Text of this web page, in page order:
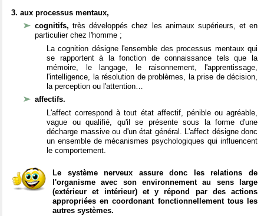
3. aux processus mentaux,
cognitifs,très développés chez les animaux supérieurs, et en
particulier chez l'homme ;
La cognition désigne l'ensemble des processus mentaux qui
se rapportent à la fonction de connaissance tels que la
mémoire, le langage, le raisonnement, l'apprentissage,
l'intelligence, la résolution de problèmes, la prise de décision,
la perception ou l'attention…
affectifs.
L'affect correspond à tout état affectif, pénible ou agréable,
vague ou qualifié, qu'il se présente sous la forme d'une
décharge massive ou d'un état général. L'affect désigne donc
un ensemble de mécanismes psychologiques qui influencent
le comportement.
Le système nerveux assure donc les relations de
l'organisme avec son environnement au sens large
(extérieur et intérieur) et y répond par des actions
appropriées en coordonant fonctionnellement tous les
autres systèmes.